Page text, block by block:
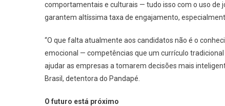
comportamentais e culturais — tudo isso com o uso de
garantem altíssima taxa de engajamento,
“O que falta atualmente aos candidatos não é o
emocional — competências que um currículo
ajudar as empresas a tomarem decisões mais
Brasil, detentora do Pandapé.
O futuro está próximo